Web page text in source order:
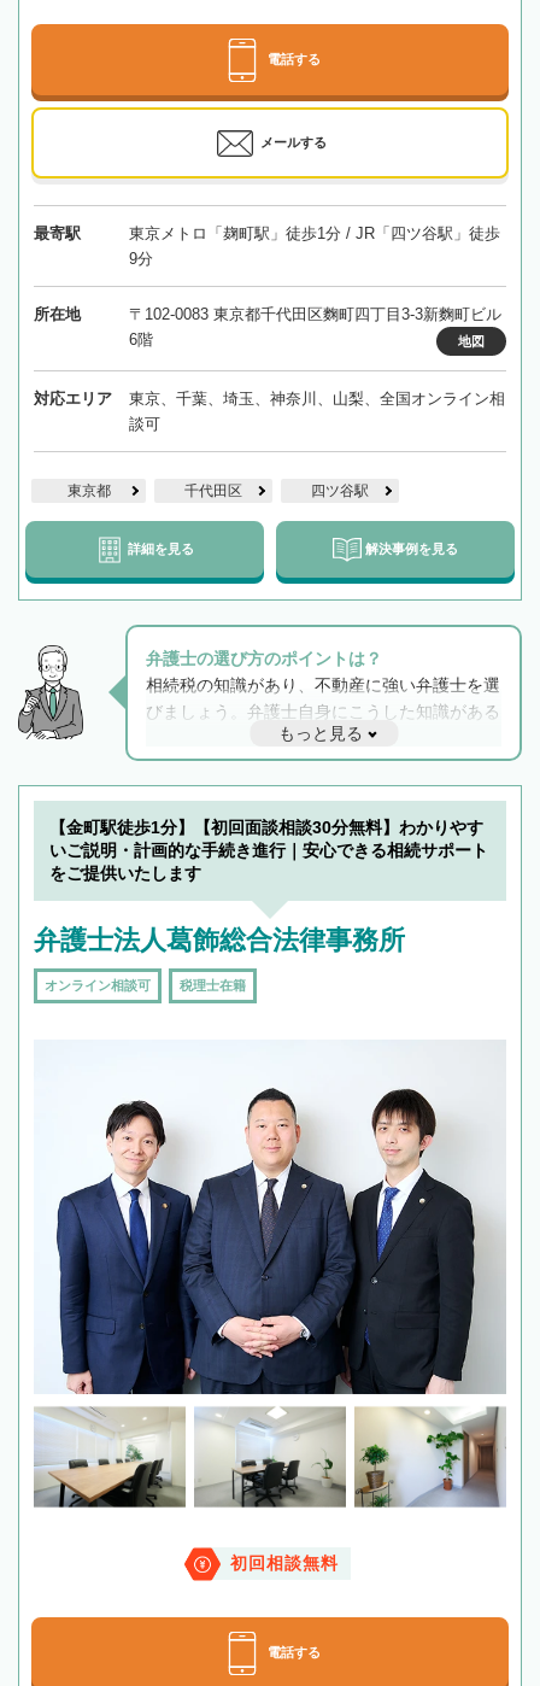
電話する
メールする
最寄駅
東京メトロ「麹町駅」徒歩1分 / JR「四ツ谷駅」徒歩
9分
所在地
〒102-0083 東京都千代田区麴町四丁目3-3新麴町ビル
6階
地図
対応エリア
東京、千葉、埼玉、神奈川、山梨、全国オンライン相
談可
東京都 千代田区 四ツ谷駅
詳細を見る 解決事例を見る
弁護士の選び方のポイントは？
相続税の知識があり、不動産に強い弁護士を選
びましょう。弁護士自身にこうした知識がある
と他士業との連携もスムーズに進み、トラブル
解決のみならず相続をトータルで任せることが
できます。また、相続は感情がからむ分野なの
でフィーリングも重要です。実際に電話や面談
で複数の弁護士と会話をしてウマが合う方に依
頼をするのがおすすめです。
もっと見る
【金町駅徒歩1分】【初回面談相談30分無料】わかりやす
いご説明・計画的な手続き進行｜安心できる相続サポート
をご提供いたします
弁護士法人葛飾総合法律事務所
オンライン相談可 税理士在籍
初回相談無料
電話する